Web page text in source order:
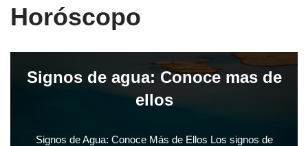
Horóscopo
Signos de agua: Conoce mas de
ellos
Signos de Agua: Conoce Más de Ellos Los signos de